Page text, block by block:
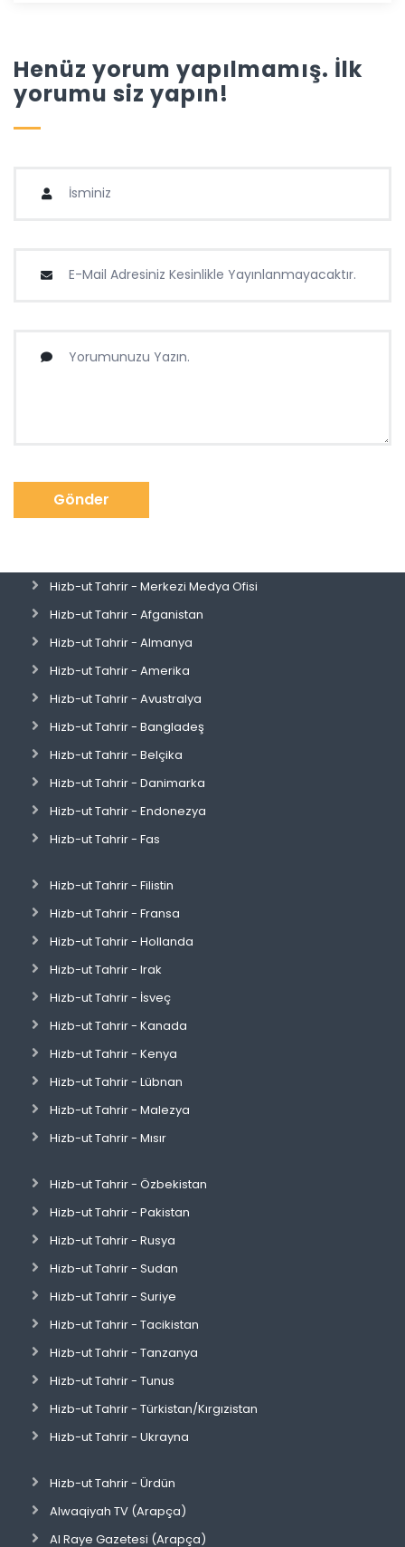
Henüz yorum yapılmamış. İlk
yorumu siz yapın!
Gönder
Hizb-ut Tahrir - Merkezi Medya Ofisi
Hizb-ut Tahrir - Afganistan
Hizb-ut Tahrir - Almanya
Hizb-ut Tahrir - Amerika
Hizb-ut Tahrir - Avustralya
Hizb-ut Tahrir - Bangladeş
Hizb-ut Tahrir - Belçika
Hizb-ut Tahrir - Danimarka
Hizb-ut Tahrir - Endonezya
Hizb-ut Tahrir - Fas
Hizb-ut Tahrir - Filistin
Hizb-ut Tahrir - Fransa
Hizb-ut Tahrir - Hollanda
Hizb-ut Tahrir - Irak
Hizb-ut Tahrir - İsveç
Hizb-ut Tahrir - Kanada
Hizb-ut Tahrir - Kenya
Hizb-ut Tahrir - Lübnan
Hizb-ut Tahrir - Malezya
Hizb-ut Tahrir - Mısır
Hizb-ut Tahrir - Özbekistan
Hizb-ut Tahrir - Pakistan
Hizb-ut Tahrir - Rusya
Hizb-ut Tahrir - Sudan
Hizb-ut Tahrir - Suriye
Hizb-ut Tahrir - Tacikistan
Hizb-ut Tahrir - Tanzanya
Hizb-ut Tahrir - Tunus
Hizb-ut Tahrir - Türkistan/Kırgızistan
Hizb-ut Tahrir - Ukrayna
Hizb-ut Tahrir - Ürdün
Alwaqiyah TV (Arapça)
Al Raye Gazetesi (Arapça)